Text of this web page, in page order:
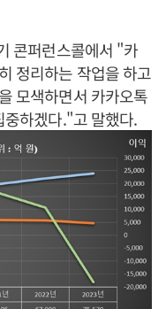
콘퍼런스콜에서 "카
정리하는 작업을 하고
모색하면서 카카오톡
중하겠다."고 말했다.